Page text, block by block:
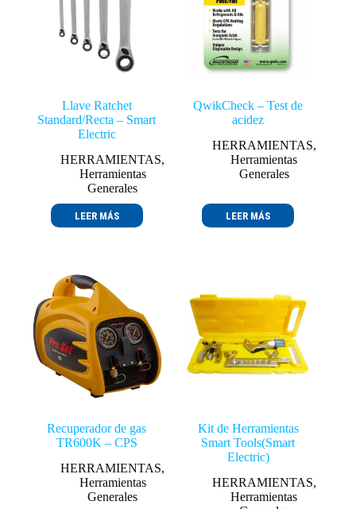
Llave Ratchet
Standard/Recta – Smart
Electric
HERRAMIENTAS,
Herramientas
Generales
LEER MÁS
QwikCheck – Test de
acidez
HERRAMIENTAS,
Herramientas
Generales
LEER MÁS
Recuperador de gas
TR600K – CPS
HERRAMIENTAS,
Herramientas
Generales
Kit de Herramientas
Smart Tools(Smart
Electric)
HERRAMIENTAS,
Herramientas